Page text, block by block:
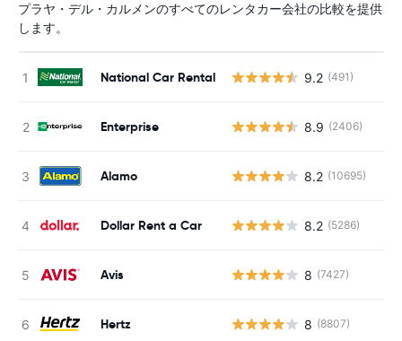
プラヤ・デル・カルメンのすべてのレンタカー会社の比較を提供
します。
National Car Rental 9.2 (491)
Enterprise 8.9 (2406)
Alamo 8.2 (10695)
Dollar Rent a Car 8.2 (5286)
Avis 8 (7427)
Hertz 8 (8807)